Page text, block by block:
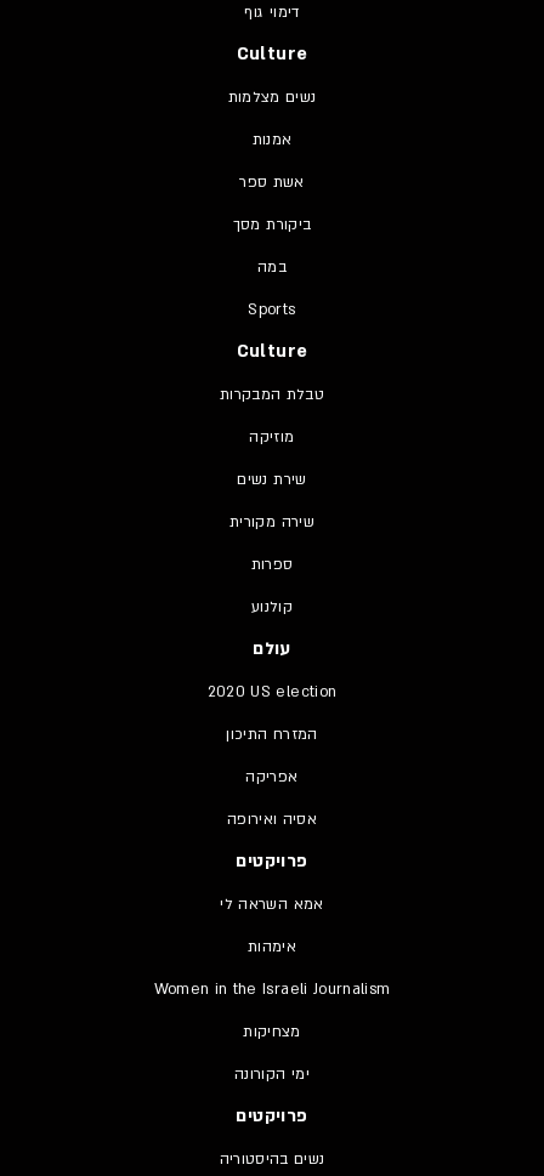
דימוי גוף
Culture
נשים מצלמות
אמנות
אשת ספר
ביקורת מסך
במה
Sports
Culture
טבלת המבקרות
מוזיקה
שירת נשים
שירה מקורית
ספרות
קולנוע
עולם
2020 US election
המזרח התיכון
אפריקה
אסיה ואירופה
פרויקטים
אמא השראה לי
אימהות
Women in the Israeli Journalism
מצחיקות
ימי הקורונה
פרויקטים
נשים בהיסטוריה